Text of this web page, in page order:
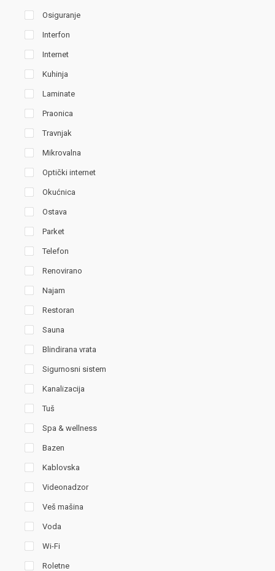
Osiguranje
Interfon
Internet
Kuhinja
Laminate
Praonica
Travnjak
Mikrovalna
Optički internet
Okućnica
Ostava
Parket
Telefon
Renovirano
Najam
Restoran
Sauna
Blindirana vrata
Sigurnosni sistem
Kanalizacija
Tuš
Spa & wellness
Bazen
Kablovska
Videonadzor
Veš mašina
Voda
Wi-Fi
Roletne